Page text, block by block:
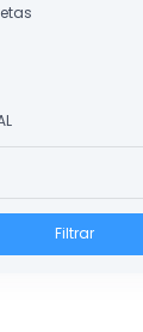
Filtrar